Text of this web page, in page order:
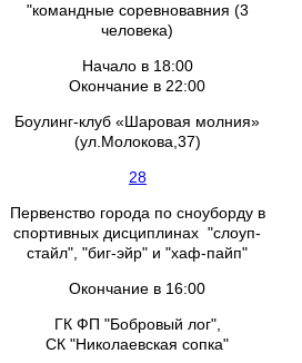
"командные соревновавния (3
человека)
Начало в 18:00
Окончание в 22:00
Боулинг-клуб «Шаровая молния»
(ул.Молокова,37)
28
Первенство города по сноуборду в
спортивных дисциплинах "слоуп-
стайл", "биг-эйр" и "хаф-пайп"
Окончание в 16:00
ГК ФП "Бобровый лог",
СК "Николаевская сопка"